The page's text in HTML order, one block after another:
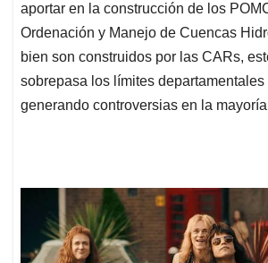
aportar en la construcción de los
Ordenación y Manejo de Cuencas
bien son construidos por las CARs,
sobrepasa los límites
generando controversias en la